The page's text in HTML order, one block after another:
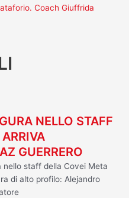
Coach Giuffrida
NELLO STAFF
GUERRERO
nello staff della Covei Meta
di alto profilo: Alejandro